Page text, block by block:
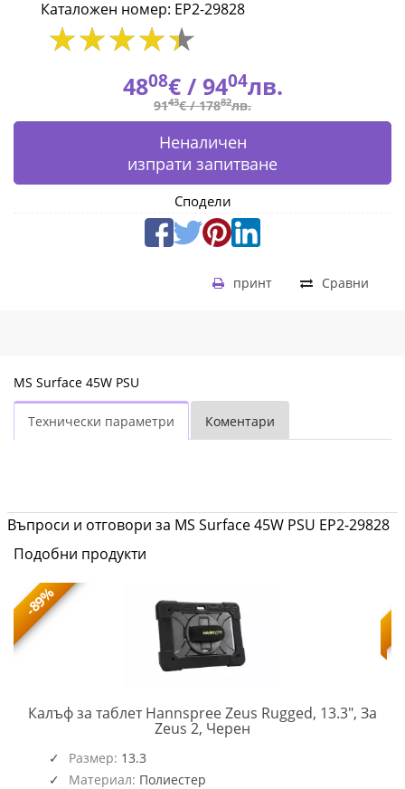
Каталожен номер: EP2-29828
4808€ / 9404лв.
9143€ /17882лв.
Неналичен
изпрати запитване
Сподели
Сравни
принт
MS Surface 45W PSU
Технически параметри Коментари
Въпроси и отговори за MS Surface 45W PSU EP2-29828
Подобни продукти
-89%
Калъф за таблет Hannspree Zeus Rugged, 13.3", За
Zeus 2, Черен HSG-
Размер: 13.3
Материал: Полиестер